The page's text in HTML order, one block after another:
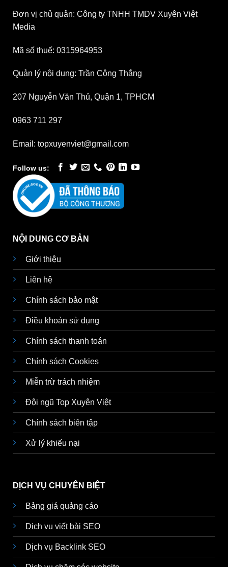
Đơn vị chủ quản: Công ty TNHH TMDV Xuyên Việt
Media
Mã số thuế: 0315964953
Quản lý nội dung: Trần Công Thắng
207 Nguyễn Văn Thủ, Quận 1, TPHCM
0963 711 297
Email: topxuyenviet@gmail.com
Follow us:
NỘI DUNG CƠ BẢN
Giới thiệu
Liên hệ
Chính sách bảo mật
Điều khoản sử dụng
Chính sách thanh toán
Chính sách Cookies
Miễn trừ trách nhiệm
Đội ngũ Top Xuyên Việt
Chính sách biên tập
Xử lý khiếu nại
DỊCH VỤ CHUYÊN BIỆT
Bảng giá quảng cáo
Dịch vụ viết bài SEO
Dịch vụ Backlink SEO